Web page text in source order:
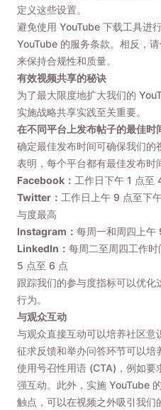
定义这些设置。
避免使用 YouTube 下载工具进
YouTube 的服务条款。相反，
来保持合规性和质量。
有效视频共享的秘诀
为了最大限度地扩大我们的
实施战略共享实践至关重要。
在不同平台上发布帖子的最佳时
确定最佳发布时间可确保我们
表明，每个平台都有最佳发布时
Facebook： 工作日下午 1 点至
Twitter： 工作日上午 9 点至下
与度最高
Instagram： 每周一和周四上午
LinkedIn： 每周二至周四工作
5 点至 6 点
跟踪我们的参与度指标可以优
行为。
与观众互动
与观众直接互动可以培养社区意
征求反馈和举办问答环节可以培
使用号召性用语 (CTA)，例如要
强互动。此外，实施 YouTube
触点，可以在视频之外吸引我们